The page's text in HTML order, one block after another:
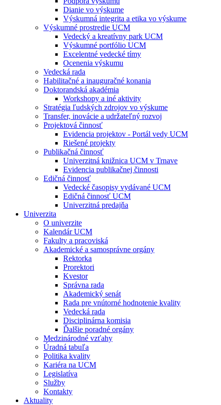
Dianie vo výskume
Výskumná integrita a etika vo výskume
Výskumné prostredie UCM
Vedecký a kreatívny park UCM
Výskumné portfólio UCM
Excelentné vedecké tímy
Ocenenia výskumu
Vedecká rada
Habilitačné a inauguračné konania
Doktorandská akadémia
Workshopy a iné aktivity
Stratégia ľudských zdrojov vo výskume
Transfer, inovácie a udržateľný rozvoj
Projektová činnosť
Evidencia projektov - Portál vedy UCM
Riešené projekty
Publikačná činnosť
Univerzitná knižnica UCM v Trnave
Evidencia publikačnej činnosti
Edičná činnosť
Vedecké časopisy vydávané UCM
Edičná činnosť UCM
Univerzitná predajňa
Univerzita
O univerzite
Kalendár UCM
Fakulty a pracoviská
Akademické a samosprávne orgány
Rektorka
Prorektori
Kvestor
Správna rada
Akademický senát
Rada pre vnútorné hodnotenie kvality
Vedecká rada
Disciplinárna komisia
Ďalšie poradné orgány
Medzinárodné vzťahy
Úradná tabuľa
Politika kvality
Kariéra na UCM
Legislatíva
Služby
Kontakty
Aktuality